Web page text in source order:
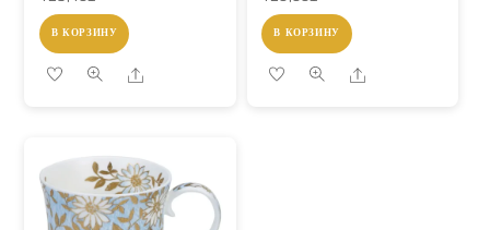
В КОРЗИНУ
Share
В КОРЗИНУ
Share